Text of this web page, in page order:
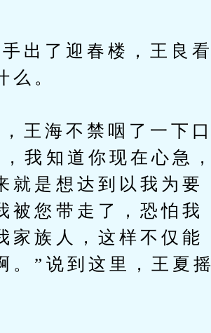
出了迎春楼，王良看
么。
王海不禁咽了一下口
我知道你现在心急，
就是想达到以我为要
被您带走了，恐怕我
家族人，这样不仅能
。”说到这里，王夏摇